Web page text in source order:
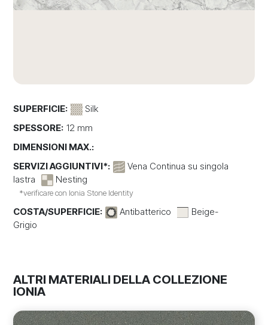
SUPERFICIE:
Silk
SPESSORE: 12 mm
DIMENSIONI MAX.:
SERVIZI AGGIUNTIVI*:
Vena Continua su singola
lastra
Nesting
*verificare con Ionia Stone Identity
COSTA/SUPERFICIE: Antibatterico
Beige-
Grigio
ALTRI MATERIALI DELLA COLLEZIONE
IONIA